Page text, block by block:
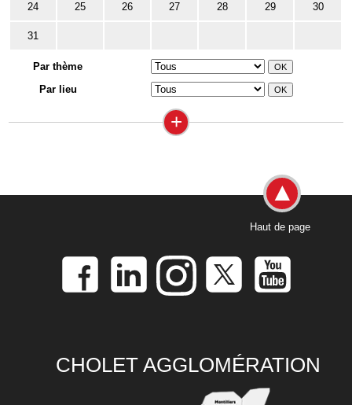
24 25 26 27 28 29 30
31
Par thème
Par lieu
+
Haut de page
CHOLET AGGLOMÉRATION